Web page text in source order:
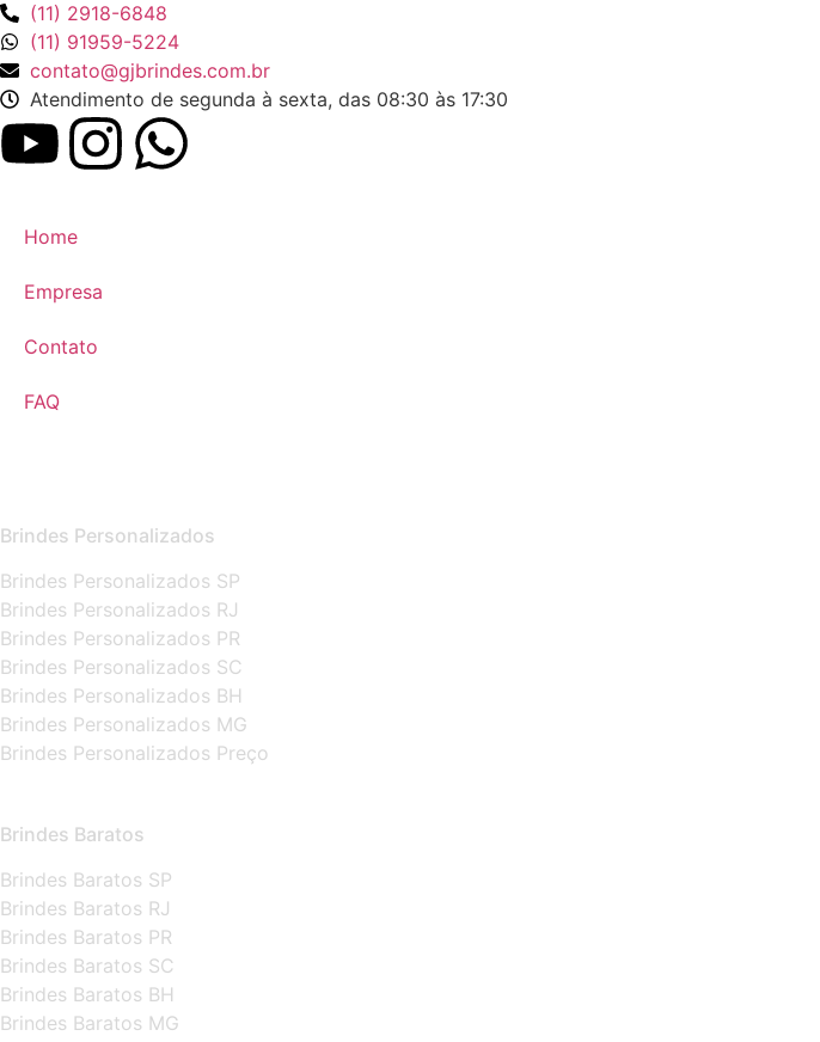
(11) 2918-6848
(11) 91959-5224
contato@gjbrindes.com.br
Atendimento de segunda à sexta, das 08:30 às 17:30
Home
Empresa
Contato
FAQ
Brindes Personalizados
Brindes Personalizados SP
Brindes Personalizados RJ
Brindes Personalizados PR
Brindes Personalizados SC
Brindes Personalizados BH
Brindes Personalizados MG
Brindes Personalizados Preço
Brindes Baratos
Brindes Baratos SP
Brindes Baratos RJ
Brindes Baratos PR
Brindes Baratos SC
Brindes Baratos BH
Brindes Baratos MG